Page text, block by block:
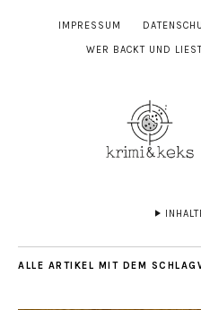
IMPRESSUM
WER BACKT UND
ALLE ARTIKEL MIT DEM